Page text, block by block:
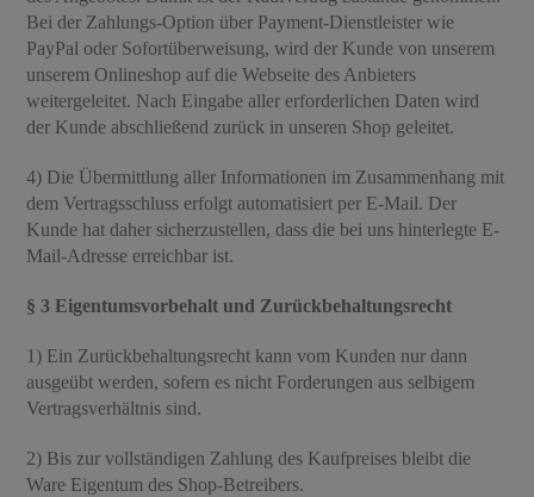
Bei der Zahlungs-Option über Payment-Dienstleister wie
PayPal oder Sofortüberweisung, wird der Kunde von unserem
unserem Onlineshop auf die Webseite des Anbieters
weitergeleitet. Nach Eingabe aller erforderlichen Daten wird
der Kunde abschließend zurück in unseren Shop geleitet.
4) Die Übermittlung aller Informationen im Zusammenhang mit
dem Vertragsschluss erfolgt automatisiert per E-Mail. Der
Kunde hat daher sicherzustellen, dass die bei uns hinterlegte E-
Mail-Adresse erreichbar ist.
§ 3 Eigentumsvorbehalt und Zurückbehaltungsrecht
1) Ein Zurückbehaltungsrecht kann vom Kunden nur dann
ausgeübt werden, sofern es nicht Forderungen aus selbigem
Vertragsverhältnis sind.
2) Bis zur vollständigen Zahlung des Kaufpreises bleibt die
Ware Eigentum des Shop-Betreibers.